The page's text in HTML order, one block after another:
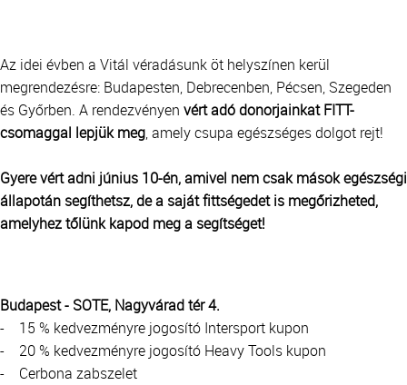
Az idei évben a Vitál véradásunk öt helyszínen kerül
megrendezésre: Budapesten, Debrecenben, Pécsen, Szegeden
és Győrben. A rendezvényen vért adó donorjainkat FITT-
csomaggal lepjük meg, amely csupa egészséges dolgot rejt!
Gyere vért adni június 10-én, amivel nem csak mások egészségi
állapotán segíthetsz, de a saját fittségedet is megőrizheted,
amelyhez tőlünk kapod meg a segítséget!
Budapest - SOTE, Nagyvárad tér 4.
- 15 % kedvezményre jogosító Intersport kupon
- 20 % kedvezményre jogosító Heavy Tools kupon
- Cerbona zabszelet